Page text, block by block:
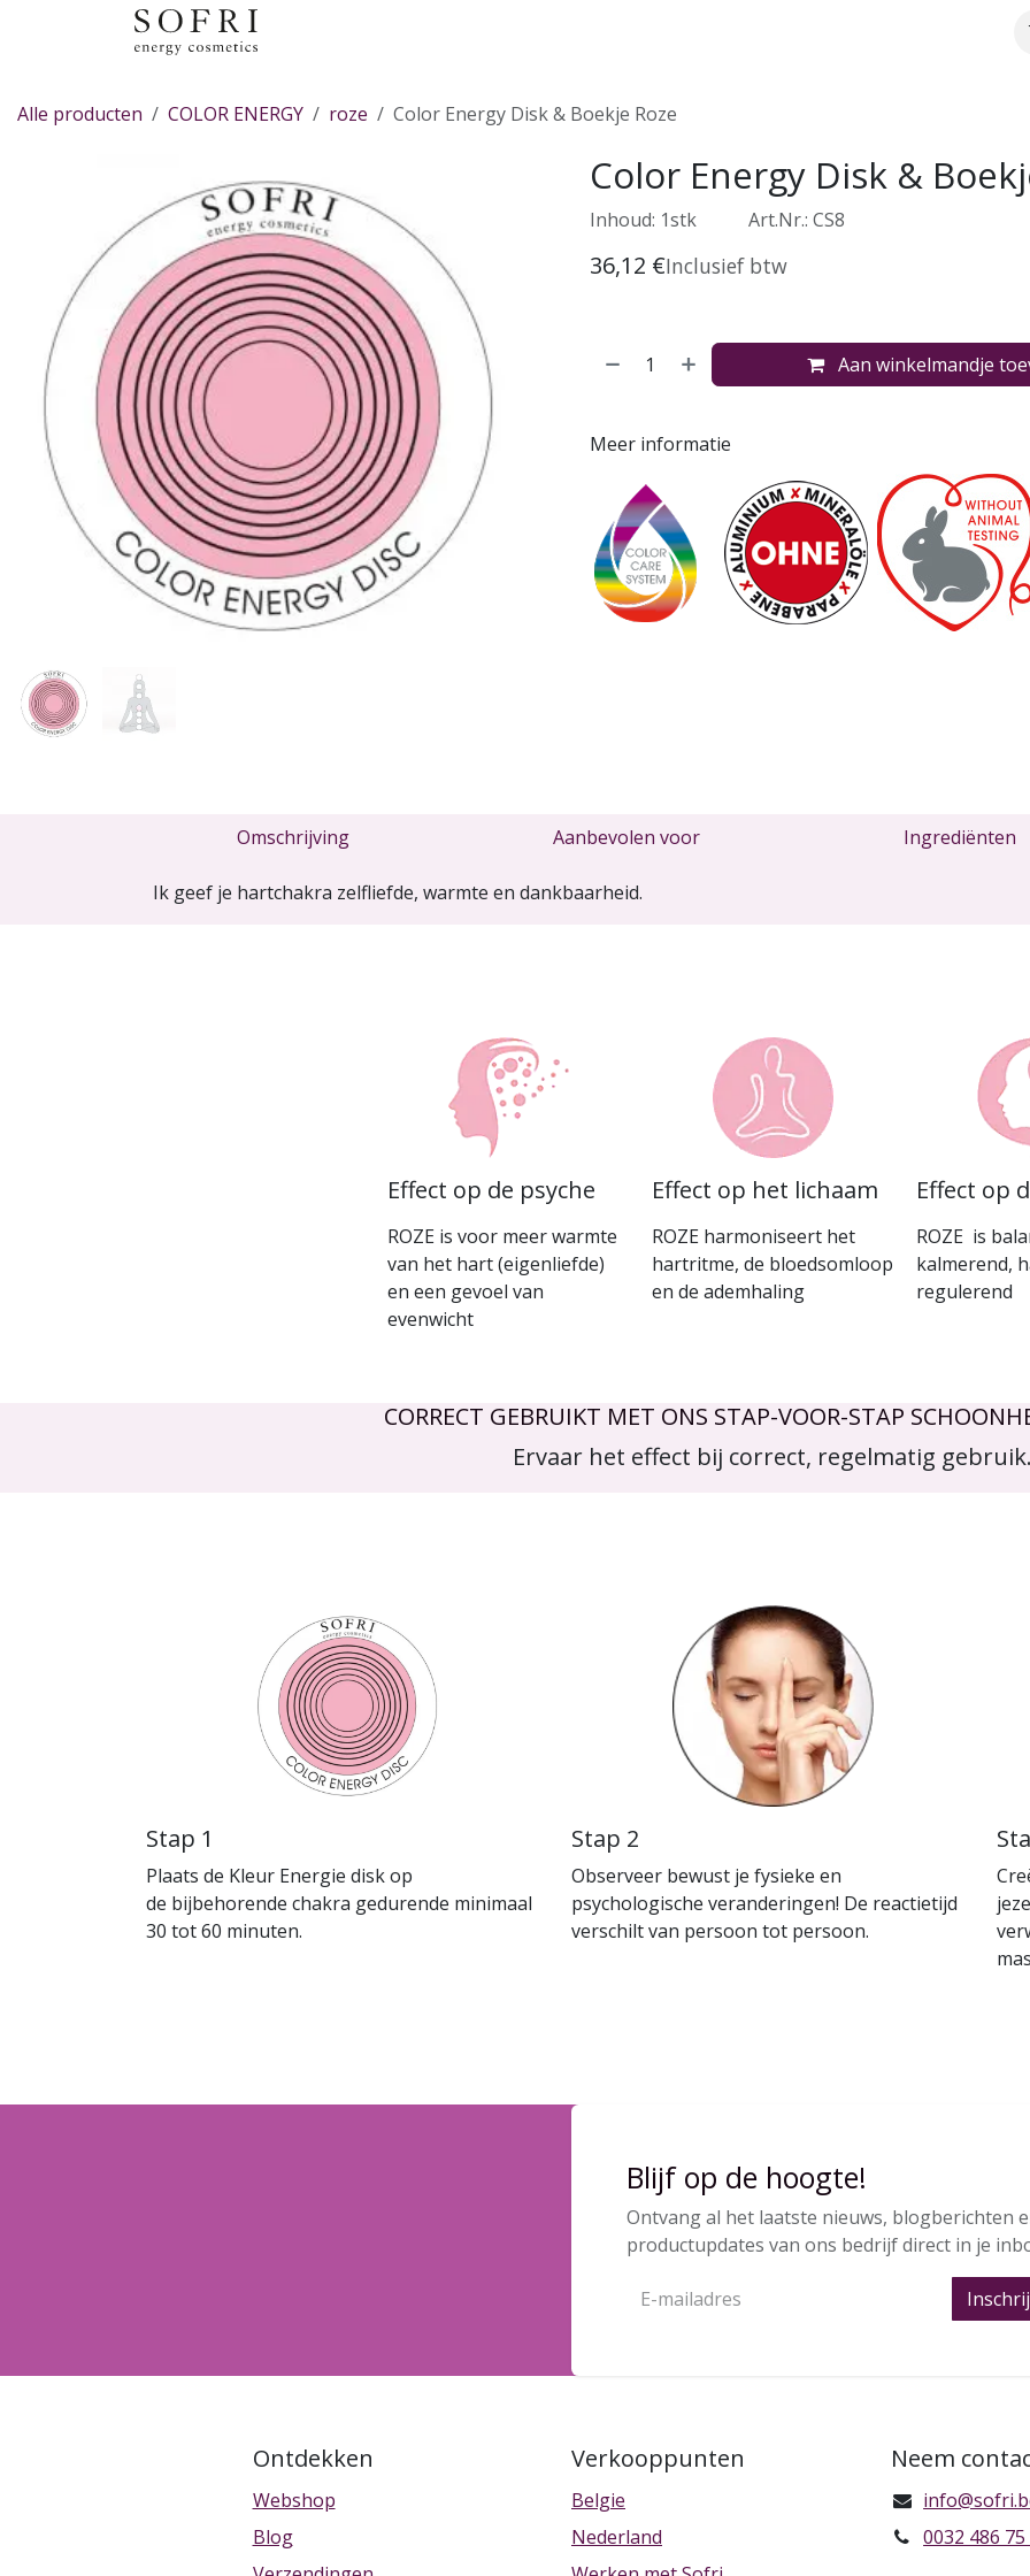
Overslaan naar inhoud
Alle producten COLOR ENERGY roze Color Energy Disk & Boekje Roze
Color Energy Disk &
Inhoud: 1stk ​Art.Nr.: CS8
36,12 €Inclusief btw
Aan winkelmandje
Meer informatie
Omschrijving Aanbevolen voor Ingrediënten
Ik geef je hartchakra zelfliefde, warmte en dankbaarheid.
Effect op
ROZE is
kalmerend,
regulerend
Effect op de psyche
ROZE is voor meer warmte
van het hart (eigenliefde)
en een gevoel van
evenwicht
Effect op het lichaam
ROZE harmoniseert het
hartritme, de bloedsomloop
en de ademhaling
CORRECT GEBRUIKT MET ONS STAP-VOOR-STAP
Ervaar het effect bij correct, regelmatig gebruik.
Stap 1
Plaats de Kleur Energie disk op
de bijbehorende chakra gedurende minimaal
30 tot 60 minuten.
Stap 2
Observeer bewust je fysieke en
psychologische veranderingen! De reactietijd
verschilt van persoon tot persoon.
Blijf op de hoogte!
Ontvang al het laatste nieuws, blogberichten
productupdates van ons bedrijf direct in je
Ontdekken
Webshop
Blog
Verkooppunten
Belgie
Nederland
Neem
0032 486 75